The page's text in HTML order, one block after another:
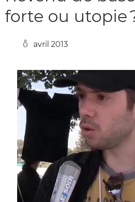
forte ou utopie
avril 2013